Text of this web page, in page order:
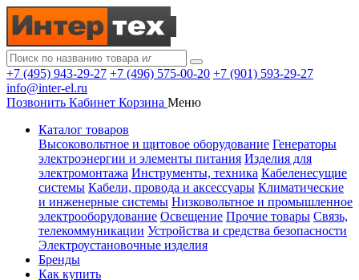
+7 (495) 943-29-27 +7 (496) 575-00-20 +7 (901) 593-29-27
info@inter-el.ru
Позвонить Кабинет Корзина Меню
Каталог товаров
Высоковольтное и щитовое оборудование Генераторы
электроэнергии и элементы питания Изделия для
электромонтажа Инструменты, техника Кабеленесущие
системы Кабели, провода и аксессуары Климатические
и инженерные системы Низковольтное и промышленное
электрооборудование Освещение Прочие товары Связь,
телекоммуникации Устройства и средства безопасности
Электроустановочные изделия
Бренды
Как купить